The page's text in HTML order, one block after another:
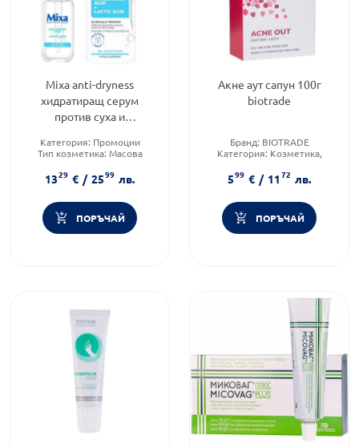
Mixa anti-dryness
хидратиращ серум
против суха и
Категория: Промоции
Тип козметика: Масова
Форма на продукта:серум
1329 € / 2599 лв.
ПОРЪЧАЙ
Акне аут сапун 100г
biotrade
Бранд: BIOTRADE
Категория: Козметика,
Тип козметика:
Дермокозметика
599 € / 1172 лв.
ПОРЪЧАЙ